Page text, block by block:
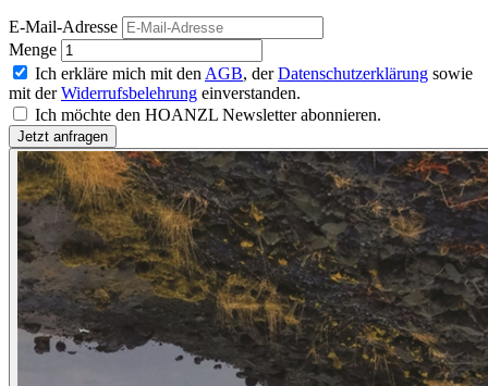
E-Mail-Adresse
Menge
Ich erkläre mich mit den AGB, derDatenschutzerklärung sowie
mit derWiderrufsbelehrung einverstanden.
Ich möchte den HOANZL Newsletter abonnieren.